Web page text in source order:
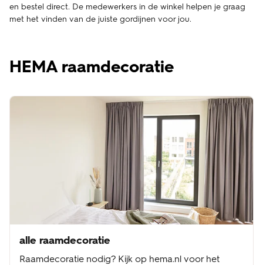
en bestel direct. De medewerkers in de winkel helpen je graag
met het vinden van de juiste gordijnen voor jou.
HEMA raamdecoratie
alle raamdecoratie
Raamdecoratie nodig? Kijk op hema.nl voor het